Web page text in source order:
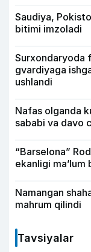
Saudiya,
bitimi imzoladi
Surxondaryoda
gvardiyaga
ushlandi
Nafas olganda
sababi va davo
“Barselona”
ekanligi ma’lum
Namangan
mahrum qilindi
Tavsiyalar